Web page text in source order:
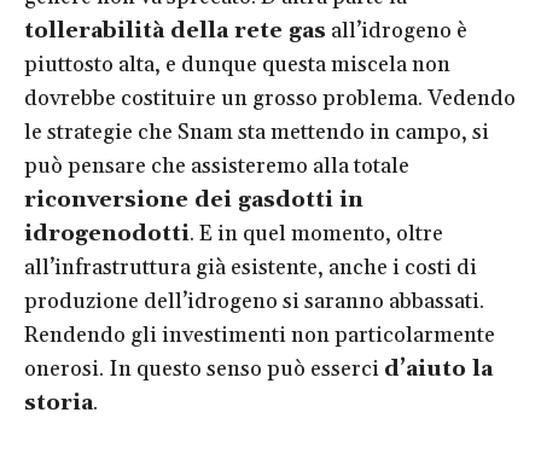
tollerabilità della rete gas all’idrogeno è
piuttosto alta, e dunque questa miscela non
dovrebbe costituire un grosso problema. Vedendo
le strategie che Snam sta mettendo in campo, si
può pensare che assisteremo alla totale
riconversione dei gasdotti in
idrogenodotti. E in quel momento, oltre
all’infrastruttura già esistente, anche i costi di
produzione dell’idrogeno si saranno abbassati.
Rendendo gli investimenti non particolarmente
onerosi. In questo senso può esserci d’aiuto la
storia.